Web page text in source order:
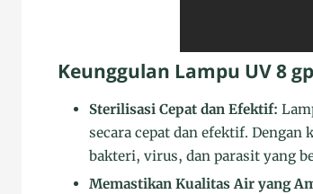
Keunggulan Lampu UV 8
Sterilisasi Cepat dan Efektif:
secara cepat dan efektif.
bakteri, virus, dan parasit yang
Memastikan Kualitas Air yang